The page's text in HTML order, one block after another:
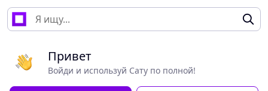
Привет
Войди и используй Сату по полной!